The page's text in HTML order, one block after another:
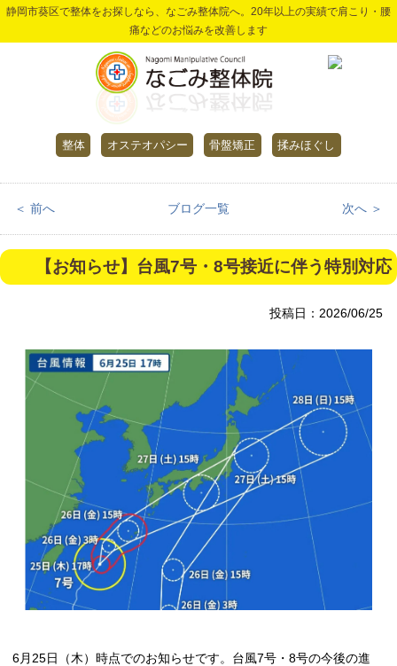
静岡市葵区で整体をお探しなら、なごみ整体院へ。20年以上の実績で肩こり・腰
痛などのお悩みを改善します
整体 オステオパシー 骨盤矯正 揉みほぐし
＜ 前へ ブログ一覧 次へ ＞
【お知らせ】台風7号・8号接近に伴う特別対応
投稿日：2026/06/25
6月25日（木）時点でのお知らせです。台風7号・8号の今後の進